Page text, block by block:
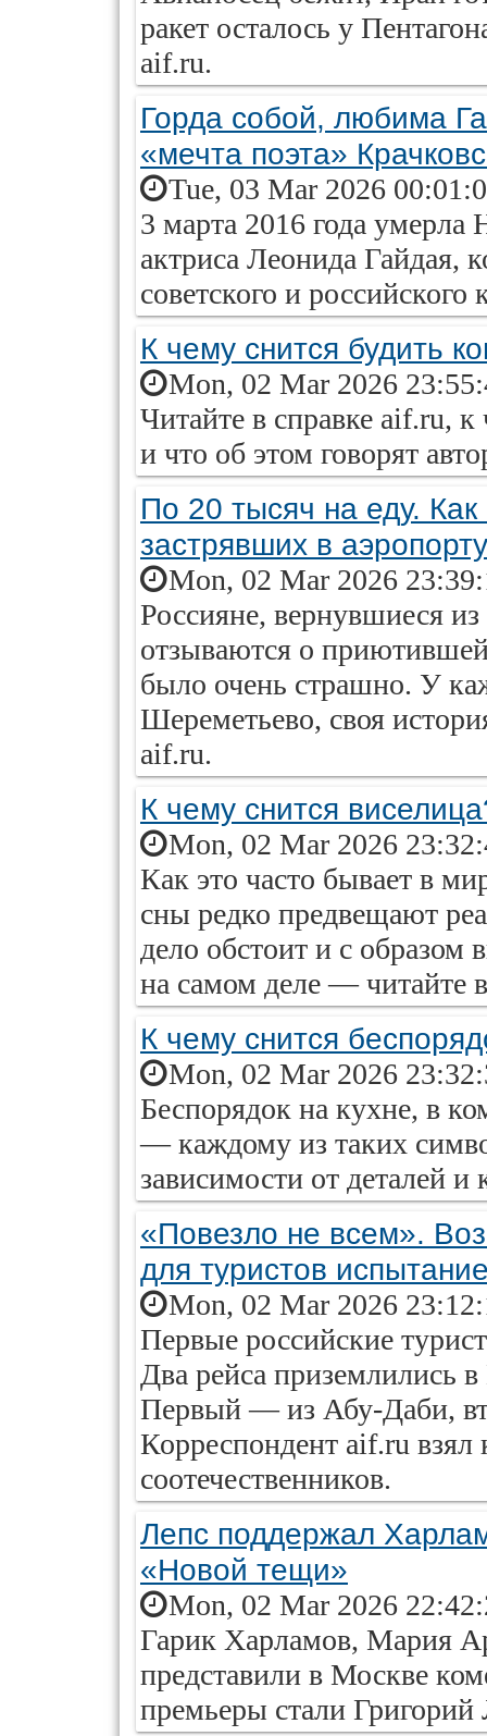
ракет осталось у
aif.ru.
Горда собой, любима
«мечта поэта»
Tue, 03 Mar 2026
3 марта 2016 года умерла
актриса Леонида Гайдая,
советского и российского
К чему снится будить
Mon, 02 Mar 2026
Читайте в справке aif.ru, к
и что об этом говорят
По 20 тысяч на еду.
застрявших в
Mon, 02 Mar 2026
Россияне, вернувшиеся
отзываются о
было очень страшно. У
Шереметьево, своя
aif.ru.
К чему снится
Mon, 02 Mar 2026
Как это часто бывает в
сны редко предвещают
дело обстоит и с образом
на самом деле — читайте
К чему снится
Mon, 02 Mar 2026
Беспорядок на кухне, в
— каждому из таких
зависимости от деталей и
«Повезло не всем».
для туристов
Mon, 02 Mar 2026
Первые российские
Два рейса приземлились
Первый — из Абу-Даби,
Корреспондент aif.ru
соотечественников.
Лепс поддержал
«Новой тещи»
Mon, 02 Mar 2026
Гарик Харламов, Мария
представили в Москве
премьеры стали